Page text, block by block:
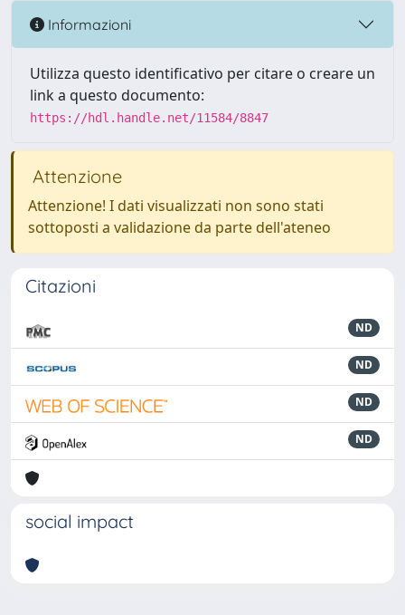
Informazioni
Utilizza questo identificativo per citare o creare un
link a questo documento:
https://hdl.handle.net/11584/8847
Attenzione
Attenzione! I dati visualizzati non sono stati
sottoposti a validazione da parte dell'ateneo
Citazioni
ND
ND
ND
ND
social impact